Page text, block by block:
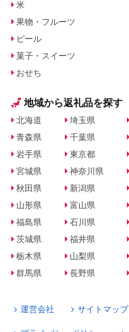
米
果物・フルーツ
ビール
菓子・スイーツ
おせち
地域から返礼品を探す
北海道
青森県
岩手県
宮城県
秋田県
山形県
福島県
茨城県
栃木県
群馬県
埼玉県
千葉県
東京都
神奈川県
新潟県
富山県
石川県
福井県
山梨県
長野県
運営会社 サイトマップ